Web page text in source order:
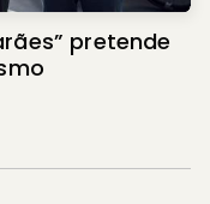
pretende